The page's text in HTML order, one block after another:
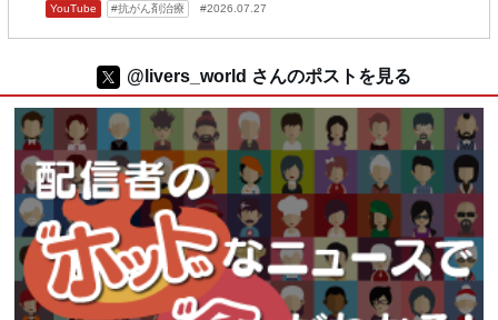
YouTube 抗がん剤治療 2026.07.27
@livers_world さんのポストを見る